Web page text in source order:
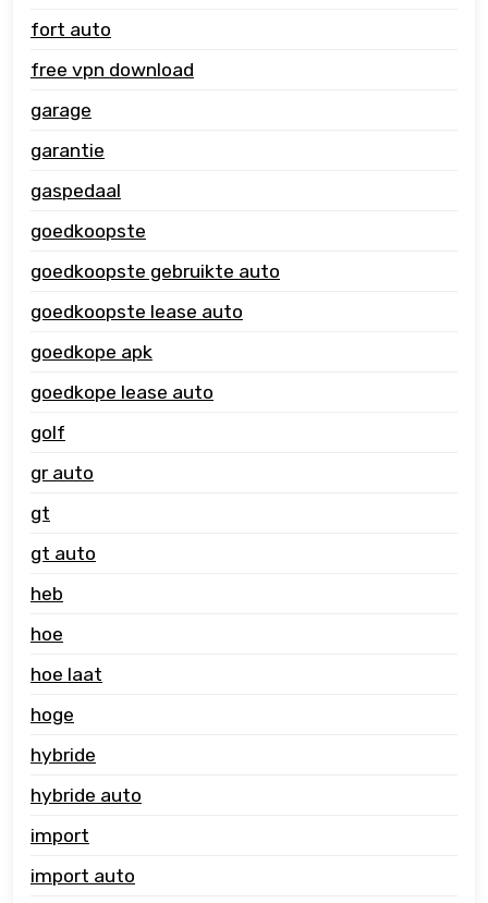
fort auto
free vpn download
garage
garantie
gaspedaal
goedkoopste
goedkoopste gebruikte auto
goedkoopste lease auto
goedkope apk
goedkope lease auto
golf
gr auto
gt
gt auto
heb
hoe
hoe laat
hoge
hybride
hybride auto
import
import auto